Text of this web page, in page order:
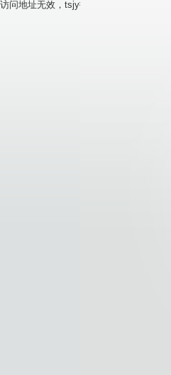
访问地址无效，tsjy找不到对应的栏目！